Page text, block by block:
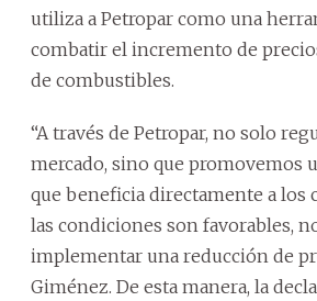
utiliza a Petropar como una
combatir el incremento de
de combustibles.
“A través de Petropar, no solo
mercado, sino que promovemos
que beneficia directamente a los
las condiciones son favorables,
implementar una reducción de
Giménez. De esta manera, la